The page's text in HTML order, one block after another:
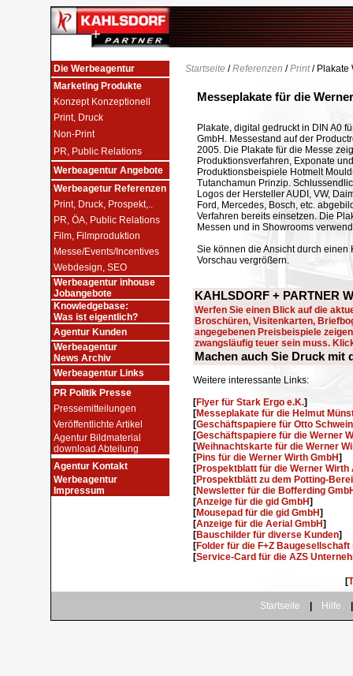
Die Werbeagentur
Marketing Produkte
Konzept Konzeptionell
Print, Druck
Non-Print
PR, Public Relations
Werbeagentur Angebote
Werbeagetur Referenzen
Print, Druck, Prospekt,..
PR, ÖA, Public Relations
Film, Filmproduktion
Messe/Events/Incentives
Webdesign, SEO
Werbeagentur inhouse
Jobangebote
Knowledgebase:
Was ist eigentlich?
Agentur Kunden
Werbeagentur
News Archiv
Werbeagentur Links
PR Politik Presse
Pressemitteilungen
Veröffentlichte Artikel
Agentur Bildmaterial
download Abteilung
Agentur Kontakt
Werbeagentur
Impressum
Startseite /Referenzen /Print/ Plakate
Messeplakate für die
Plakate, digital gedruckt in DIN A0
GmbH. Messestand auf der
2005. Die Plakate für die Messe
Produktionsverfahren, Exponate und
Produktionsbeispiele Hotmelt
Tutanchamun Prinzip.
Logos der Hersteller AUDI, VW,
Ford, Mercedes, Bosch, etc.
Verfahren bereits einsetzen. Die
Messen und in Showrooms
Sie können die Ansicht durch einen
Vorschau vergrößern.
KAHLSDORF + PARTNER
Werfen Sie einen Blick auf die
Broschüren, Visitenkarten,
angegebenen Preisbeispiele
zwangsläufig teuer sein muss.
Machen auch Sie Druck mit
Weitere interessante Links:
[Flyer für Stark Ergo e.K.]
[Messeplakate für die Helmut
[Geschäftspapiere für Otto
[Geschäftspapiere für die Werner
[Weihnachtskarte für die Werner
[Pins für die Werner Wirth GmbH]
[Prospektblatt für die Werner
[Prospektblätt zu dem Potting-
[Newsletter für die Bofferding
[Anzeige für die gid GmbH]
[Mousepad für die gid GmbH]
[Anzeige für die Aerial GmbH]
[Bauschilder für diverse Kunden]
[Folder für die F+Z Baugesellschaft
[Service-Card für die AZS
[
Startseite Hilfe